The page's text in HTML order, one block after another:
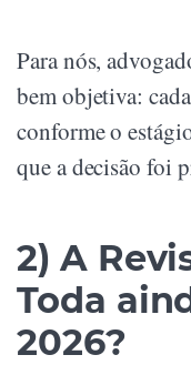
Para nós,
bem objetiva:
conforme o
que a decisão foi
2) A
Toda
2026?